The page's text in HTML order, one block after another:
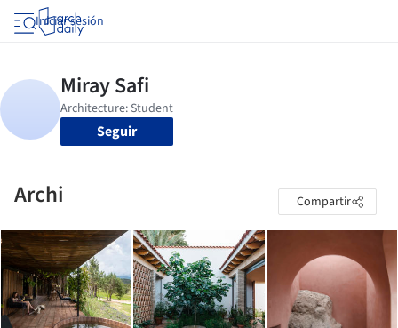
Iniciar sesión
Seguir
Archi Compartir